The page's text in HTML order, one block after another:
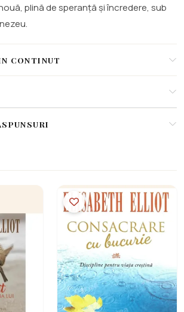
plină de speranță și încredere, sub
CONTINUT